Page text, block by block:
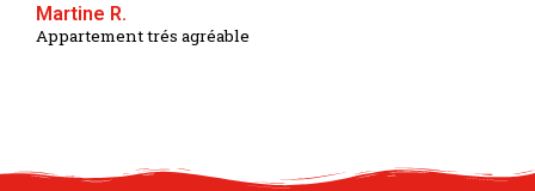
Martine R.
Appartement trés agréable